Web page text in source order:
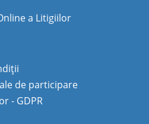
a Litigiilor
de participare
- GDPR